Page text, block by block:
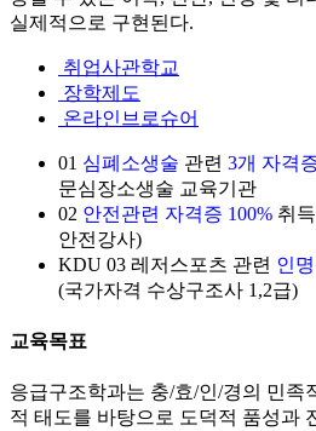
실제적으로 구현된다.
취업사관학교
장학제도
온라인브로슈어
01 심폐소생술 관련 3개 자격
문심장소생술 교육기관
02 안전관련 자격증 100% 취
안전강사)
KDU 03 레저스포츠 관련 인
(국가자격 수상구조사 1,2급)
교육목표
응급구조학과는 충/효/인/경의 민족
적 태도를 바탕으로 도덕적 품성과